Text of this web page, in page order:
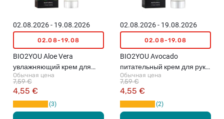
02.08.2026 - 19.08.2026
02.08-19.08
BIO2YOU Aloe Vera
увлажняющий крем для
рук, 75мл
Обычная цена
4,55 €
7,59 €
3
02.08.2026 - 19.08.2026
02.08-19.08
BIO2YOU Avocado
питательный крем для рук,
75мл
Обычная цена
4,55 €
7,59 €
2